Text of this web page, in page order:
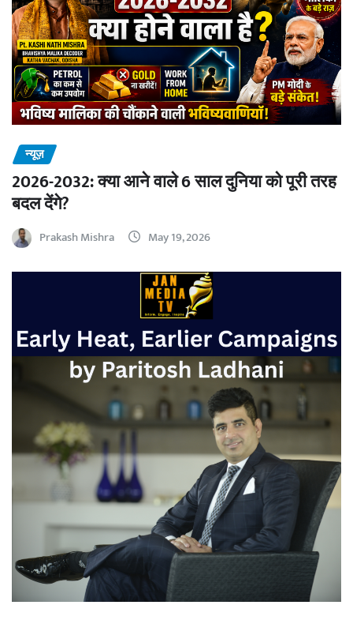
न्यूज़
2026-2032: क्या आने वाले 6 साल दुनिया को पूरी तरह
बदल देंगे?
Prakash Mishra May 19, 2026